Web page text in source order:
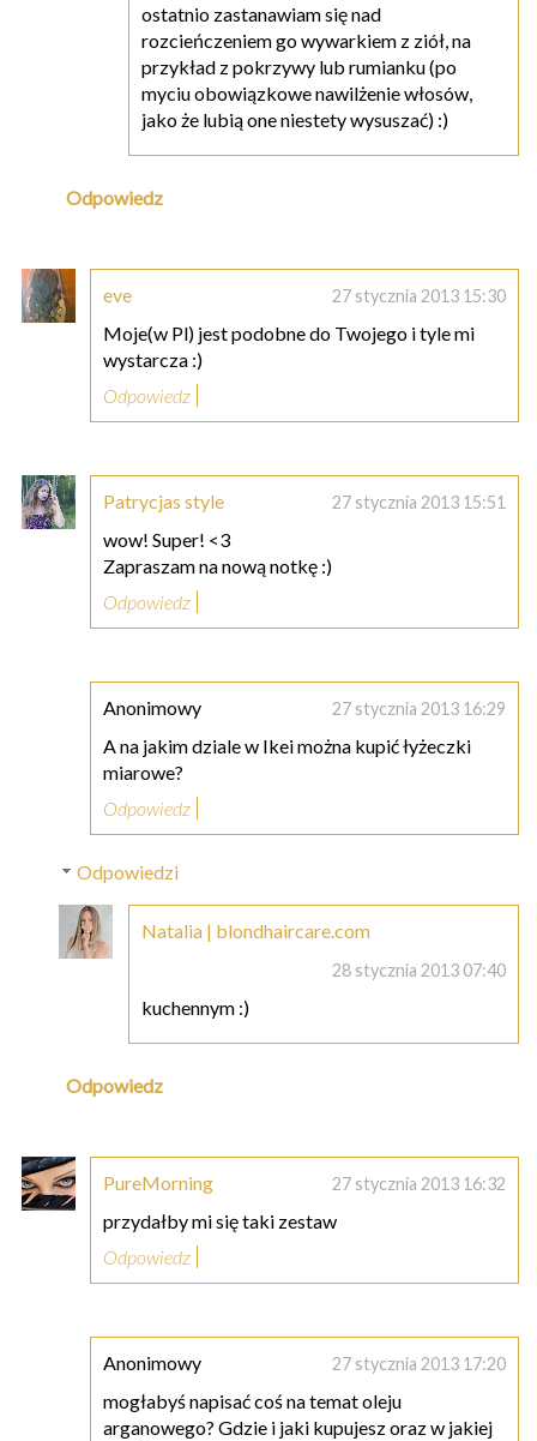
ostatnio zastanawiam się nad
rozcieńczeniem go wywarkiem z ziół, na
przykład z pokrzywy lub rumianku (po
myciu obowiązkowe nawilżenie włosów,
jako że lubią one niestety wysuszać) :)
Odpowiedz
eve 27 stycznia 2013 15:30
Moje(w Pl) jest podobne do Twojego i tyle mi
wystarcza :)
Odpowiedz
Patrycjas style 27 stycznia 2013 15:51
wow! Super! <3
Zapraszam na nową notkę :)
Odpowiedz
Anonimowy 27 stycznia 2013 16:29
A na jakim dziale w Ikei można kupić łyżeczki
miarowe?
Odpowiedz
Odpowiedzi
Natalia | blondhaircare.com
28 stycznia 2013 07:40
kuchennym :)
Odpowiedz
PureMorning 27 stycznia 2013 16:32
przydałby mi się taki zestaw
Odpowiedz
Anonimowy 27 stycznia 2013 17:20
mogłabyś napisać coś na temat oleju
arganowego? Gdzie i jaki kupujesz oraz w jakiej